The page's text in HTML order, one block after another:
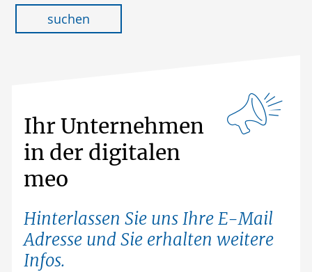
suchen
Ihr Unternehmen
in der digitalen
meo
Hinterlassen Sie uns Ihre E-Mail
Adresse und Sie erhalten weitere
Infos.